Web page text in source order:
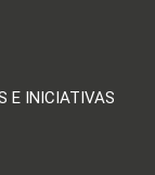
E INICIATIVAS